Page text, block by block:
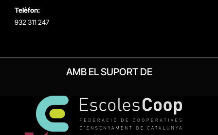
Telèfon:
932 311 247
AMB EL SUPORT DE